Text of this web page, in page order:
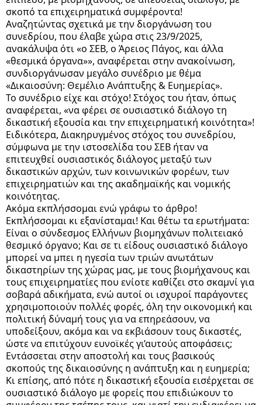
σκοπό τα επιχειρηματικά συμφέροντα!
Αναζητώντας σχετικά με την διοργάνωση του
συνεδρίου, που έλαβε χώρα στις 23/9/2025,
ανακάλυψα ότι «ο ΣΕΒ, ο Άρειος Πάγος, και άλλα
«θεσμικά όργανα»», αναφέρεται στην ανακοίνωση,
συνδιοργάνωσαν μεγάλο συνέδριο με θέμα
«Δικαιοσύνη: Θεμέλιο Ανάπτυξης & Ευημερίας».
Το συνέδριο είχε και στόχο! Στόχος του ήταν, όπως
αναφέρεται, «να φέρει σε ουσιαστικό διάλογο τη
δικαστική εξουσία και την επιχειρηματική κοινότητα»!
Ειδικότερα, Διακηρυγμένος στόχος του συνεδρίου,
σύμφωνα με την ιστοσελίδα του ΣΕΒ ήταν να
επιτευχθεί ουσιαστικός διάλογος μεταξύ των
δικαστικών αρχών, των κοινωνικών φορέων, των
επιχειρηματιών και της ακαδημαϊκής και νομικής
κοινότητας.
Ακόμα εκπλήσσομαι ενώ γράφω το άρθρο!
Εκπλήσσομαι κι εξανίσταμαι! Και θέτω τα ερωτήματα:
Είναι ο σύνδεσμος Ελλήνων βιομηχάνων πολιτειακό
θεσμικό όργανο; Και σε τι είδους ουσιαστικό διάλογο
μπορεί να μπει η ηγεσία των τριών ανωτάτων
δικαστηρίων της χώρας μας, με τους βιομήχανους και
τους επιχειρηματίες που ενίοτε καθίζει στο σκαμνί για
σοβαρά αδικήματα, ενώ αυτοί οι ισχυροί παράγοντες
χρησιμοποιούν πολλές φορές, όλη την οικονομική και
πολιτική δύναμή τους για να επηρεάσουν, να
υποδείξουν, ακόμα και να εκβιάσουν τους δικαστές,
ώστε να επιτύχουν ευνοϊκές γι’αυτούς αποφάσεις;
Εντάσσεται στην αποστολή και τους βασικούς
σκοπούς της δικαιοσύνης η ανάπτυξη και η ευημερία;
Κι επίσης, από πότε η δικαστική εξουσία εισέρχεται σε
ουσιαστικό διάλογο με φορείς που επιδιώκουν το